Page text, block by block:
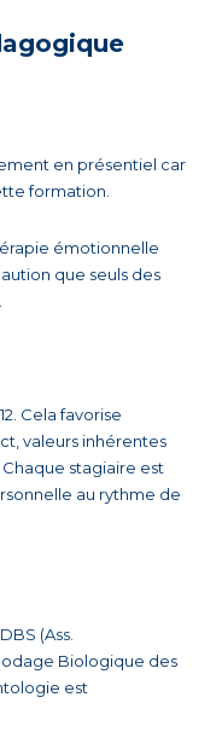
en présentiel car
formation.
émotionnelle
que seuls des
Cela favorise
valeurs inhérentes
stagiaire est
au rythme de
(Ass.
Biologique des
est